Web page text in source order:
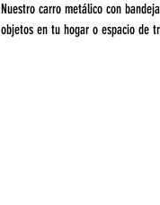
Nuestro carro metálico con
objetos en tu hogar o espacio de